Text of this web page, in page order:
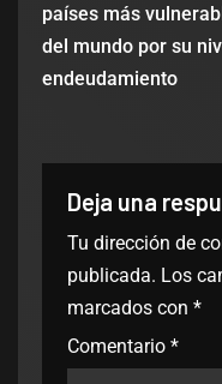
países más
del mundo por su
endeudamiento
Deja una
Tu dirección de
publicada. Los
marcados con *
Comentario *